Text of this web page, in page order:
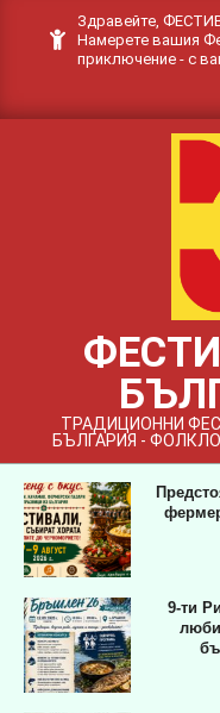
Здравейте,
Намерете вашия
приключение - с
ТРАДИЦИОННИ
БЪЛГАРИЯ -
9-ти